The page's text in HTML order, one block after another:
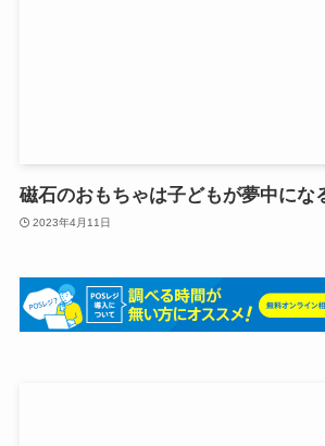
磁石のおもちゃは子どもが夢中に
2023年4月11日